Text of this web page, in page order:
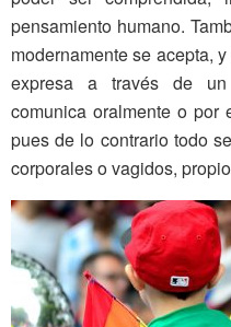
pensamiento humano.
modernamente se acepta,
expresa a través de
comunica oralmente o por
pues de lo contrario todo
corporales o vagidos,